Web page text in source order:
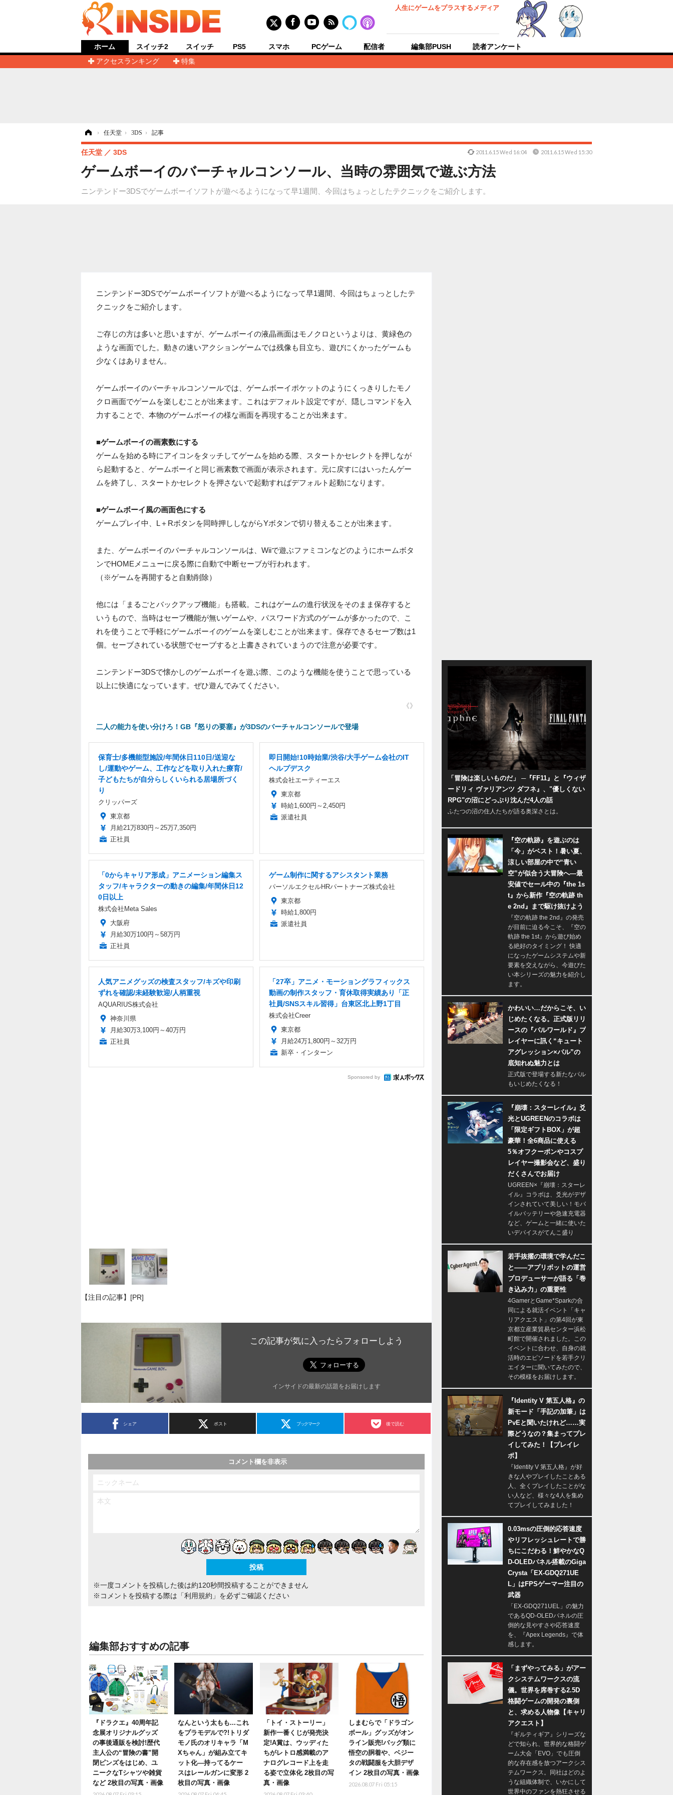
人生にゲームをプラスするメディア
ホーム
アクセスランキング
特集
スイッチ2 スイッチ PS5 スマホ PCゲーム 配信者 編集部PUSH 読者アンケート
› 任天堂 › 3DS › 記事
ゲームボーイのバーチャルコンソール、当時の雰囲気で遊ぶ方法
ニンテンドー3DSでゲームボーイソフトが遊べるようになって早1週間、今回はちょっとしたテクニックをご紹介します。
任天堂 3DS 2011.6.15 Wed 16:04 2011.6.15 Wed 15:30
ニンテンドー3DSでゲームボーイソフトが遊べるようになって早1週間、今回はちょっとしたテ
クニックをご紹介します。
ご存じの方は多いと思いますが、ゲームボーイの液晶画面はモノクロというよりは、黄緑色の
ような画面でした。動きの速いアクションゲームでは残像も目立ち、遊びにくかったゲームも
少なくはありません。
ゲームボーイのバーチャルコンソールでは、ゲームボーイポケットのようにくっきりしたモノ
クロ画面でゲームを楽しむことが出来ます。これはデフォルト設定ですが、隠しコマンドを入
力することで、本物のゲームボーイの様な画面を再現することが出来ます。
■ゲームボーイの画素数にする
ゲームを始める時にアイコンをタッチしてゲームを始める際、スタートかセレクトを押しなが
ら起動すると、ゲームボーイと同じ画素数で画面が表示されます。元に戻すにはいったんゲー
ムを終了し、スタートかセレクトを押さないで起動すればデフォルト起動になります。
■ゲームボーイ風の画面色にする
ゲームプレイ中、L＋Rボタンを同時押ししながらYボタンで切り替えることが出来ます。
また、ゲームボーイのバーチャルコンソールは、Wiiで遊ぶファミコンなどのようにホームボタ
ンでHOMEメニューに戻る際に自動で中断セーブが行われます。
（※ゲームを再開すると自動削除）
他には「まるごとバックアップ機能」も搭載。これはゲームの進行状況をそのまま保存すると
いうもので、当時はセーブ機能が無いゲームや、パスワード方式のゲームが多かったので、こ
れを使うことで手軽にゲームボーイのゲームを楽しむことが出来ます。保存できるセーブ数は1
個。セーブされている状態でセーブすると上書きされていまうので注意が必要です。
ニンテンドー3DSで懐かしのゲームボーイを遊ぶ際、このような機能を使うことで思っている
以上に快適になっています。ぜひ遊んでみてください。
《》
二人の能力を使い分けろ！GB『怒りの要塞』が3DSのバーチャルコンソールで登場
保育士/多機能型施設/年間休日110日/送迎な
し/運動やゲーム、工作などを取り入れた療育/
子どもたちが自分らしくいられる居場所づく
り
クリッパーズ
東京都
月給21万830円～25万7,350円
正社員
即日開始!10時始業/渋谷/大手ゲーム会社のIT
ヘルプデスク
株式会社エーティーエス
東京都
時給1,600円～2,450円
派遣社員
「0からキャリア形成」アニメーション編集ス
タッフ/キャラクターの動きの編集/年間休日12
0日以上
株式会社Meta Sales
大阪府
月給30万100円～58万円
正社員
ゲーム制作に関するアシスタント業務
パーソルエクセルHRパートナーズ株式会社
東京都
時給1,800円
派遣社員
人気アニメグッズの検査スタッフ/キズや印刷
ずれを確認/未経験歓迎/人柄重視
AQUARIUS株式会社
神奈川県
月給30万3,100円～40万円
正社員
「27卒」アニメ・モーショングラフィックス
動画の制作スタッフ・育休取得実績あり「正
社員/SNSスキル習得」台東区北上野1丁目
株式会社Creer
東京都
月給24万1,800円～32万円
新卒・インターン
Sponsored by
【注目の記事】[PR]
この記事が気に入ったらフォローしよう
インサイドの最新の話題をお届けします
シェア ポスト ブックマーク 後で読む
コメント欄を非表示
※一度コメントを投稿した後は約120秒間投稿することができません
※コメントを投稿する際は 「利用規約」 を必ずご確認ください
編集部おすすめの記事
『ドラクエ』40周年記
念展オリジナルグッズ
の事後通販を検討!歴代
主人公の“冒険の書”開
閉ピンズをはじめ、ユ
ニークなTシャツや雑貨
など 2枚目の写真・画像
なんという太もも...これ
をプラモデルで?!トリダ
モノ氏のオリキャラ「M
Xちゃん」が組み立てキ
ット化―持ってるケー
スはレールガンに変形 2
枚目の写真・画像
「トイ・ストーリー」
新作一番くじが発売決
定!A賞は、ウッディた
ちがレトロ感満載のア
ナログレコード上を走
る姿で立体化 2枚目の写
真・画像
しまむらで「ドラゴン
ボール」グッズがオン
ライン販売!バッグ類に
悟空の胴着や、ベジー
タの戦闘服を大胆デザ
イン 2枚目の写真・画像
2026.08.07 Fri 05:15
「冒険は楽しいものだ」 ─『FF11』と『ウィザ
ードリィ ヴァリアンツ ダフネ』、"優しくない
RPG"の沼にどっぷり沈んだ4人の話
ふたつの沼の住人たちが語る奥深さとは。
『空の軌跡』を遊ぶのは
「今」がベスト！暑い夏、
涼しい部屋の中で“青い
空”が似合う大冒険へ―最
安値でセール中の『the 1s
t』から新作『空の軌跡 th
e 2nd』まで駆け抜けよう
『空の軌跡 the 2nd』の発売
が目前に迫る今こそ、『空の
軌跡 the 1st』から遊び始め
る絶好のタイミング！ 快適
になったゲームシステムや新
要素を交えながら、今遊びた
い本シリーズの魅力を紹介し
ます。
かわいい…だからこそ、い
じめたくなる。正式版リリ
ースの『パルワールド』プ
レイヤーに訊く“キュート
アグレッション×パル”の
底知れぬ魅力とは
正式版で登場する新たなパル
もいじめたくなる！
『崩壊：スターレイル』爻
光とUGREENのコラボは
「限定ギフトBOX」が超
豪華！全6商品に使える
5％オフクーポンやコスプ
レイヤー撮影会など、盛り
だくさんでお届け
UGREEN×『崩壊：スターレ
イル』コラボは、爻光がデザ
インされていて美しい！モバ
イルバッテリーや急速充電器
など、ゲームと一緒に使いた
いデバイスがてんこ盛り
若手抜擢の環境で学んだこ
と――アプリボットの運営
プロデューサーが語る「巻
き込み力」の重要性
4GamerとGame*Sparkの合
同による就活イベント「キャ
リアクエスト」の第4回が東
京都立産業貿易センター浜松
町館で開催されました。この
イベントに合わせ、自身の就
活時のエピソードを若手クリ
エイターに聞いてみたので、
その模様をお届けします。
『Identity V 第五人格』の
新モード「手記の加筆」は
PvEと聞いたけれど……実
際どうなの？集まってプレ
イしてみた！【プレイレ
ポ】
『Identity V 第五人格』が好
きな人やプレイしたことある
人、全くプレイしたことがな
い人など、様々な4人を集め
てプレイしてみました！
0.03msの圧倒的応答速度
やリフレッシュレートで勝
ちにこだわる！鮮やかなQ
D-OLEDパネル搭載のGiga
Crysta「EX-GDQ271UE
L」はFPSゲーマー注目の
武器
「EX-GDQ271UEL」の魅力
であるQD-OLEDパネルの圧
倒的な見やすさや応答速度
を、『Apex Legends』で体
感します。
「まずやってみる」がアー
クシステムワークスの流
儀。世界を席巻する2.5D
格闘ゲームの開発の裏側
と、求める人物像【キャリ
アクエスト】
『ギルティギア』シリーズな
どで知られ、世界的な格闘ゲ
ーム大会「EVO」でも圧倒
的な存在感を放つアークシス
テムワークス。同社はどのよ
うな組織体制で、いかにして
世界中のファンを熱狂させる